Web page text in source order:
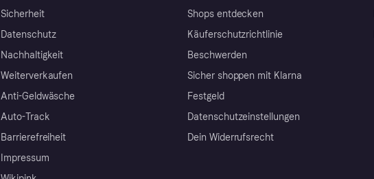
Sicherheit
Datenschutz
Nachhaltigkeit
Weiterverkaufen
Anti-Geldwäsche
Auto-Track
Barrierefreiheit
Impressum
Shops entdecken
Käuferschutzrichtlinie
Beschwerden
Sicher shoppen mit Klarna
Festgeld
Datenschutzeinstellungen
Dein Widerrufsrecht